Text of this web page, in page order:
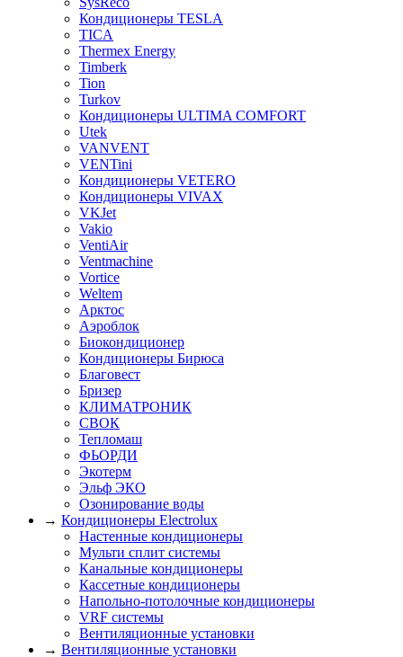
Кондиционеры TESLA
TICA
Thermex Energy
Timberk
Tion
Turkov
Кондиционеры ULTIMA COMFORT
Utek
VANVENT
VENTini
Кондиционеры VETERO
Кондиционеры VIVAX
VKJet
Vakio
VentiAir
Ventmachine
Vortice
Weltem
Арктос
Аэроблок
Биокондиционер
Кондиционеры Бирюса
Благовест
Бризер
КЛИМАТРОНИК
СВОК
Тепломаш
ФЬОРДИ
Экотерм
Эльф ЭКО
Озонирование воды
→ Кондиционеры Electrolux
Настенные кондиционеры
Мульти сплит системы
Канальные кондиционеры
Кассетные кондиционеры
Напольно-потолочные кондиционеры
VRF системы
Вентиляционные установки
→ Вентиляционные установки